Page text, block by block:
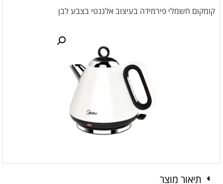
תיאור מוצר
קומקום חשמלי פירמידה בעיצוב אלגנטי בצבע לבן